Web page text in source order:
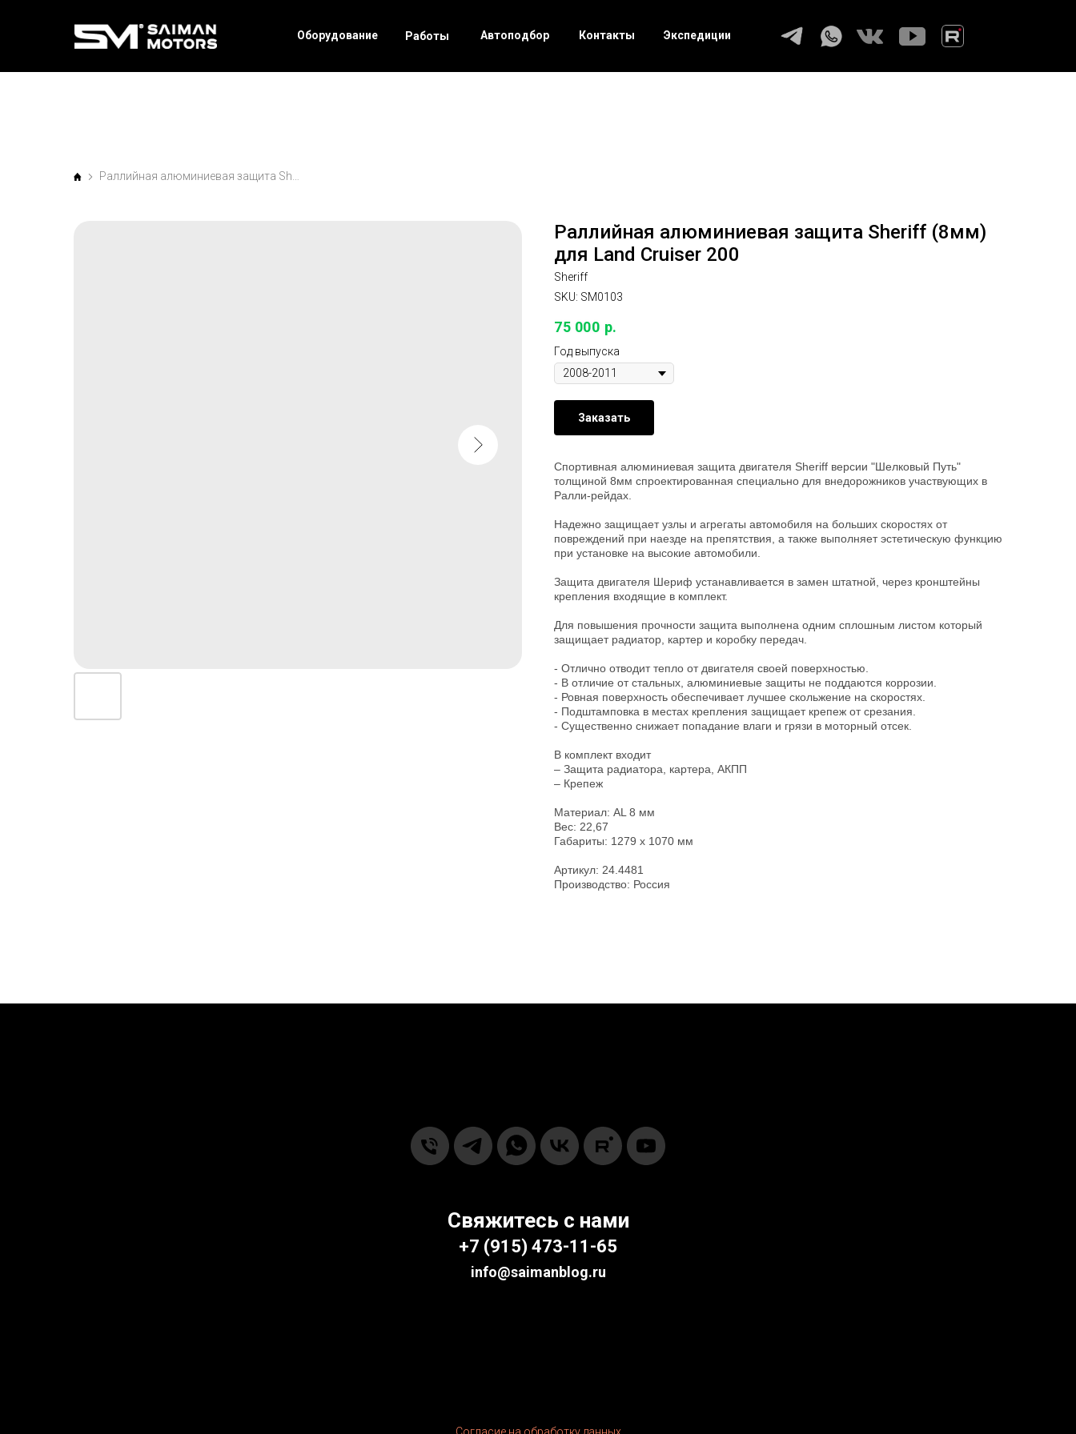
Оборудование Контакты Экспедиции
Работы Автоподбор
Раллийная алюминиевая защита Sheriff (8мм)
для Land Cruiser 200
Sheriff
SKU: SM0103
75 000 р.
Год выпуска
Заказать
Спортивная алюминиевая защита двигателя Sheriff версии "Шелковый Путь"
толщиной 8мм спроектированная специально для внедорожников участвующих в
Ралли-рейдах.
Надежно защищает узлы и агрегаты автомобиля на больших скоростях от
повреждений при наезде на препятствия, а также выполняет эстетическую функцию
при установке на высокие автомобили.
Защита двигателя Шериф устанавливается в замен штатной, через кронштейны
крепления входящие в комплект.
Для повышения прочности защита выполнена одним сплошным листом который
защищает радиатор, картер и коробку передач.
- Отлично отводит тепло от двигателя своей поверхностью.
- В отличие от стальных, алюминиевые защиты не поддаются коррозии.
- Ровная поверхность обеспечивает лучшее скольжение на скоростях.
- Подштамповка в местах крепления защищает крепеж от срезания.
- Существенно снижает попадание влаги и грязи в моторный отсек.
В комплект входит
– Защита радиатора, картера, АКПП
– Крепеж
Материал: AL 8 мм
Вес: 22,67
Габариты: 1279 х 1070 мм
Артикул: 24.4481
Производство: Россия
Свяжитесь с нами
+7 (915) 473-11-65‬
info@saimanblog.ru